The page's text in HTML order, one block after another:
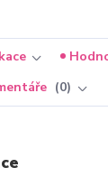
0